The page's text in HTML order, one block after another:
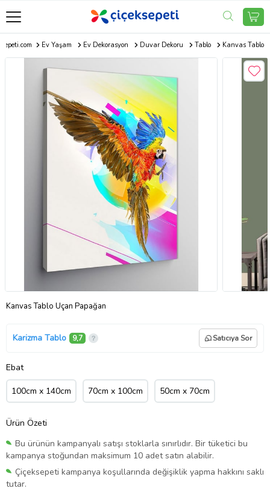
Ev Yaşam Ev Dekorasyon Duvar Dekoru Tablo Kanvas Tablo
Kanvas Tablo Uçan Papağan
Karizma Tablo 9,7 Satıcıya Sor
Ebat
100cm x 140cm 70cm x 100cm 50cm x 70cm
Ürün Özeti
Bu ürünün kampanyalı satışı stoklarla sınırlıdır. Bir tüketici bu
kampanya stoğundan maksimum 10 adet satın alabilir.
Çiçeksepeti kampanya koşullarında değişiklik yapma hakkını saklı
tutar.